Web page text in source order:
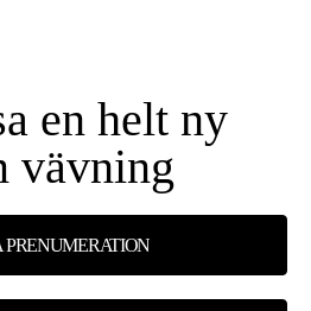
en helt ny
vävning
PRENUMERATION